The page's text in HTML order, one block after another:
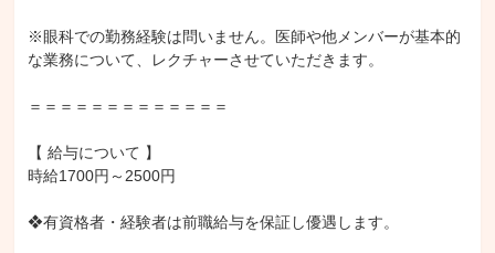
※眼科での勤務経験は問いません。医師や他メンバーが基本的
な業務について、レクチャーさせていただきます。
＝＝＝＝＝＝＝＝＝＝＝＝＝
【 給与について 】
時給1700円～2500円
❖有資格者・経験者は前職給与を保証し優遇します。